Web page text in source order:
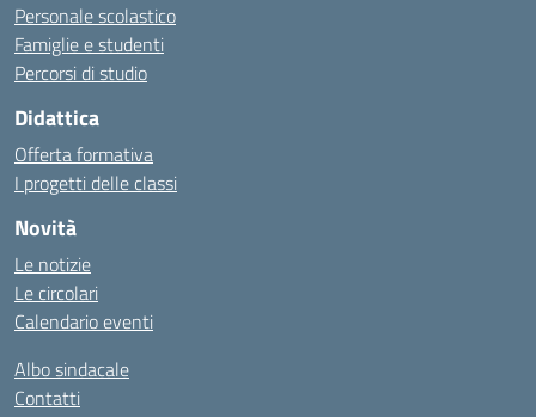
Personale scolastico
Famiglie e studenti
Percorsi di studio
Didattica
Offerta formativa
I progetti delle classi
Novità
Le notizie
Le circolari
Calendario eventi
Albo sindacale
Contatti